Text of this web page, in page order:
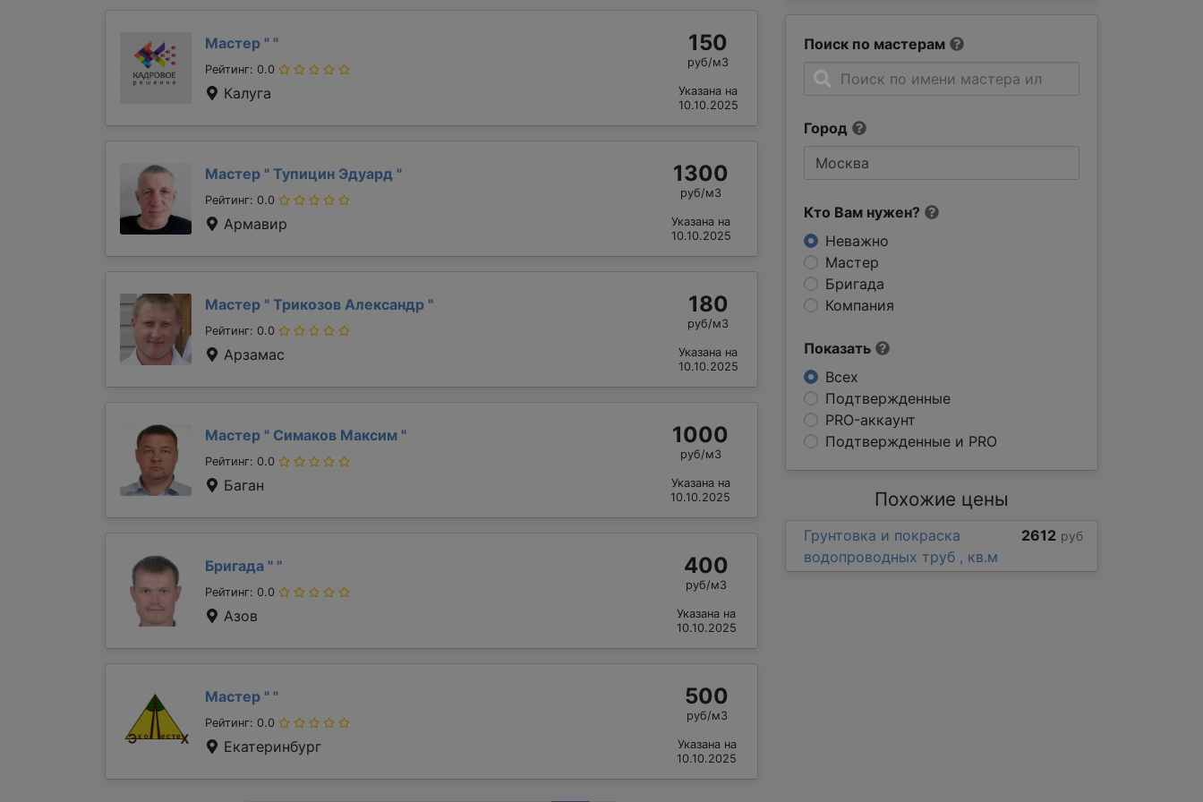
Поиск по мастерам
Город
Кто Вам нужен?
Неважно
Мастер
Бригада
Компания
Показать
Всех
Подтвержденные
PRO-аккаунт
Подтвержденные и PRO
Мастер " "
Рейтинг: 0.0
Калуга
150
руб/м3
Указана на
10.10.2025
Мастер " Тупицин Эдуард "
Рейтинг: 0.0
Армавир
1300
руб/м3
Указана на
10.10.2025
Мастер " Трикозов Александр "
Рейтинг: 0.0
Арзамас
180
руб/м3
Указана на
10.10.2025
Мастер " Симаков Максим "
Рейтинг: 0.0
Баган
1000
руб/м3
Указана на
10.10.2025
Бригада " "
Рейтинг: 0.0
Азов
400
руб/м3
Указана на
10.10.2025
Мастер " "
Рейтинг: 0.0
Екатеринбург
500
руб/м3
Указана на
10.10.2025
Похожие цены
Грунтовка и покраска
водопроводных труб , кв.м
2612 руб